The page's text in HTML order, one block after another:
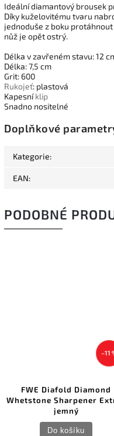
Ideální diamantový brousek
Díky kuželovitému tvaru
jednoduše z boku
nůž je opět ostrý.
Délka v zavřeném stavu: 12
Délka: 7,5 cm
Grit: 600
Rukojeť: plastová
Kapesníklip
Snadno nositelné
Doplňkové
Kategorie:
EAN:
PODOBNÉ
–11
FWE Diafold Diamond
Whetstone Sharpener
jemný
Do košíku